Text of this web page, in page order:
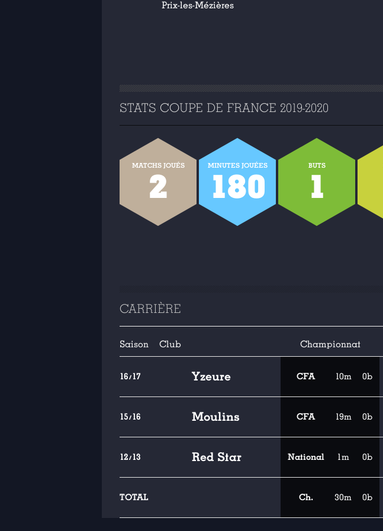
Prix-les-Mézières
STATS COUPE DE FRANCE 2019-2020
MATCHS JOUÉS
2
MINUTES JOUÉES
180
BUTS
1
CARRIÈRE
Saison Club Championnat
16/17 Yzeure CFA 10m 0b
15/16 Moulins CFA 19m 0b
12/13 Red Star National 1m 0b
TOTAL Ch. 30m 0b